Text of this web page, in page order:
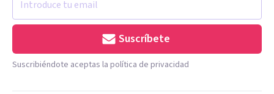
Suscríbete
Suscribiéndote aceptas la política de privacidad